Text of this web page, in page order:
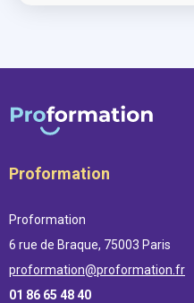
Proformation
Proformation
6 rue de Braque, 75003 Paris
proformation@proformation.fr
01 86 65 48 40